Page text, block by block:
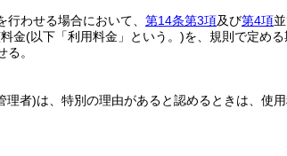
わせる場合において、 第14条第3項及び第4項
金(以下「利用料金」という。)を、規則で定め
。
理者)は、特別の理由があると認めるときは、使